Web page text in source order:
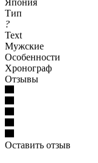
Тип
?
Text
Мужские
Особенности
Хронограф
Отзывы
Оставить отзыв